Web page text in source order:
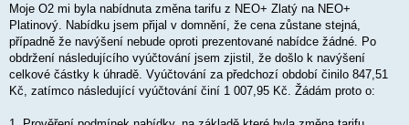
Moje O2 mi byla nabídnuta změna tarifu z NEO+ Zlatý na NEO+
Platinový. Nabídku jsem přijal v domnění, že cena zůstane stejná,
případně že navýšení nebude oproti prezentované nabídce žádné. Po
obdržení následujícího vyúčtování jsem zjistil, že došlo k navýšení
celkové částky k úhradě. Vyúčtování za předchozí období činilo 847,51
Kč, zatímco následující vyúčtování činí 1 007,95 Kč. Žádám proto o: